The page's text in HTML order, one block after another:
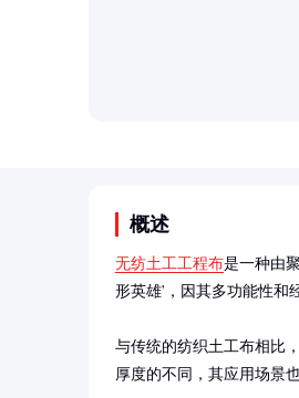
概述
无纺土工工程布是一种由
形英雄'，因其多功能性和
与传统的纺织土工布相比
厚度的不同，其应用场景